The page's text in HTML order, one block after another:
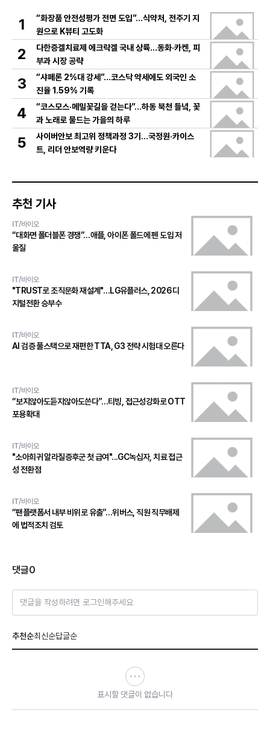
1
“화장품 안전성평가 전면 도입”…식약처, 전주기 지
원으로 K뷰티 고도화
2
다한증겔치료제 에크락겔 국내 상륙…동화·카켄, 피
부과 시장 공략
3
“샤페론 2%대 강세”…코스닥 약세에도 외국인 소
진율 1.59% 기록
4
“코스모스·메밀꽃길을 걷는다”…하동 북천 들녘, 꽃
과 노래로 물드는 가을의 하루
5
사이버안보 최고위 정책과정 3기…국정원·카이스
트, 리더 안보역량 키운다
추천 기사
IT/바이오
“대화면 폴더블폰 경쟁”…애플, 아이폰 폴드에 펜 도입 저
울질
IT/바이오
"TRUST로 조직문화 재설계"…LG유플러스, 2026 디
지털전환 승부수
IT/바이오
AI 검증 풀스택으로 재편한 TTA, G3 전략 시험대 오른다
IT/바이오
“보지않아도듣지않아도쓴다”…티빙, 접근성강화로 OTT
포용확대
IT/바이오
"소아희귀 알라질증후군 첫 급여"...GC녹십자, 치료 접근
성 전환점
IT/바이오
“팬플랫폼서 내부 비위로 유출”…위버스, 직원 직무배제
에 법적조치 검토
댓글0
댓글을 작성하려면 로그인해주세요
추천순최신순답글순
표시할 댓글이 없습니다